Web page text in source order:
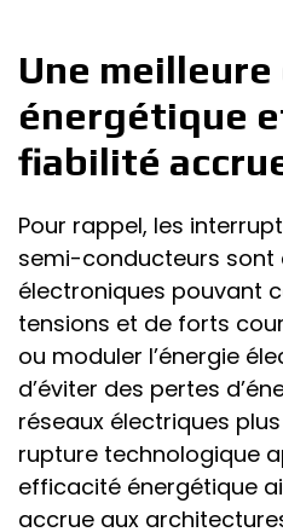
Une
énergétique
fiabilité
Pour rappel, les
semi-conducteurs
électroniques pouvant
tensions et de forts
ou moduler l’énergie
d’éviter des pertes
réseaux électriques
rupture technologique
efficacité énergétique
accrue aux